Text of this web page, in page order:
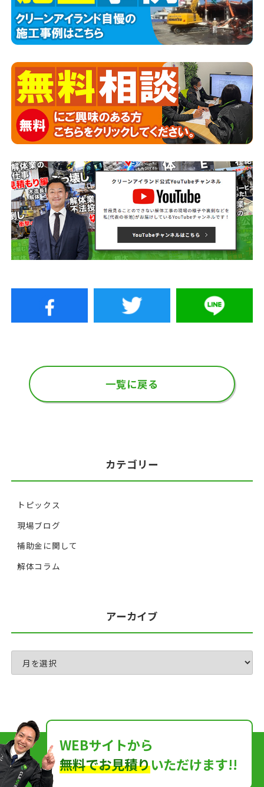
一覧に戻る
カテゴリー
トピックス
現場ブログ
補助金に関して
解体コラム
アーカイブ
WEBサイトから
無料でお見積りいただけます!!